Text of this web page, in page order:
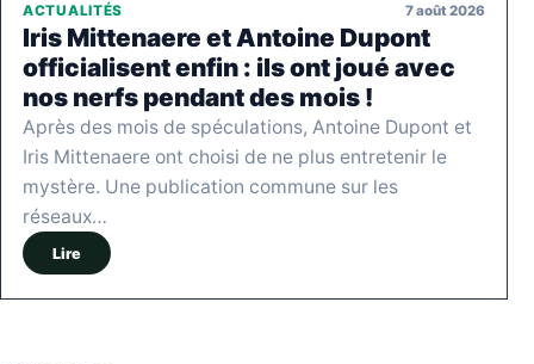
ACTUALITÉS 7 août 2026
Iris Mittenaere et Antoine Dupont
officialisent enfin : ils ont joué avec
nos nerfs pendant des mois !
Après des mois de spéculations, Antoine Dupont et
Iris Mittenaere ont choisi de ne plus entretenir le
mystère. Une publication commune sur les
réseaux…
Lire